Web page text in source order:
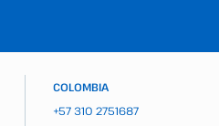
COLOMBIA
+57 310 2751687